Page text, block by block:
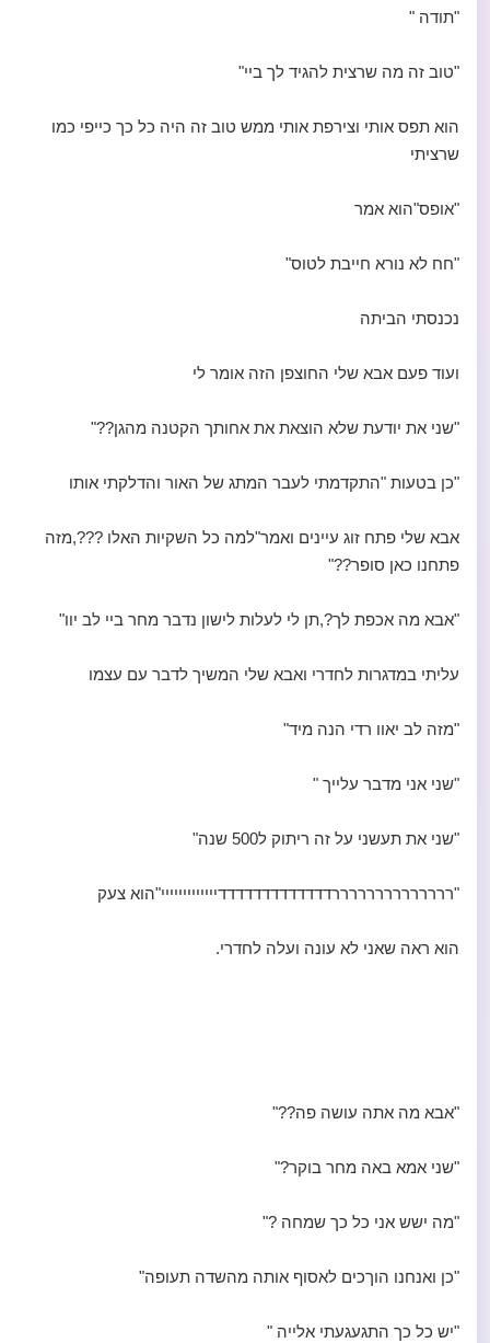
"תודה "
"טוב זה מה שרצית להגיד לך ביי"
הוא תפס אותי וצירפת אותי ממש טוב זה היה כל כך כייפי כמו
שרציתי
"אופס"הוא אמר
"חח לא נורא חייבת לטוס"
נכנסתי הביתה
ועוד פעם אבא שלי החוצפן הזה אומר לי
"שני את יודעת שלא הוצאת את אחותך הקטנה מהגן??"
"כן בטעות "התקדמתי לעבר המתג של האור והדלקתי אותו
אבא שלי פתח זוג עיינים ואמר"למה כל השקיות האלו ???,מזה
פתחנו כאן סופר??"
"אבא מה אכפת לך?,תן לי לעלות לישון נדבר מחר ביי לב יוו"
עליתי במדגרות לחדרי ואבא שלי המשיך לדבר עם עצמו
"מזה לב יאוו רדי הנה מיד"
"שני אני מדבר עלייך "
"שני את תעשני על זה ריתוק ל500 שנה"
"ררררררררררררררדדדדדדדדדדדדדייייייייייייי"הוא צעק
הוא ראה שאני לא עונה ועלה לחדרי.
"אבא מה אתה עושה פה??"
"שני אמא באה מחר בוקר?"
"מה ישש אני כל כך שמחה ?"
"כן ואנחנו הוךכים לאסוף אותה מהשדה תעופה"
"יש כל כך התגעגעתי אלייה "